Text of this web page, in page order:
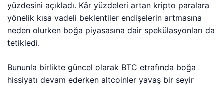
yüzdesini açıkladı. Kâr yüzdeleri artan kripto paralara
yönelik kısa vadeli beklentiler endişelerin artmasına
neden olurken boğa piyasasına dair spekülasyonları da
tetikledi.
Bununla birlikte güncel olarak BTC etrafında boğa
hissiyatı devam ederken altcoinler yavaş bir seyir